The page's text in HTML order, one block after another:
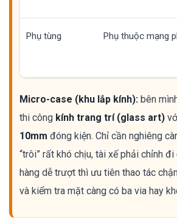
Phụ tùng Phụ thuộc mạng
Micro-case (khu lắp kính): bên
thi công kính trang trí (glass art)
10mm đóng kiện. Chỉ cần nghiêng
“trôi” rất khó chịu, tài xế phải chỉnh đi
hàng dễ trượt thì ưu tiên thao tác
và kiểm tra mặt càng có ba via hay